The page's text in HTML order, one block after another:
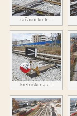
začasni kretn...
kretniški nas...